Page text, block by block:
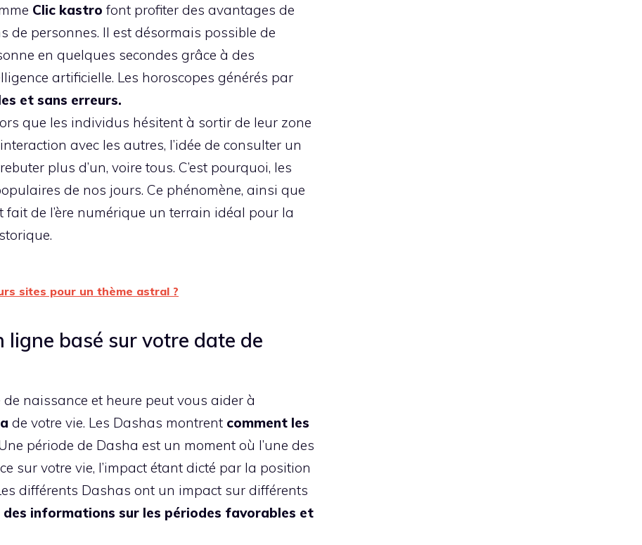
Clic kastro font profiter des avantages de
de personnes. Il est désormais possible de
en quelques secondes grâce à des
artificielle. Les horoscopes générés par
et sans erreurs.
que les individus hésitent à sortir de leur zone
avec les autres, l’idée de consulter un
plus d’un, voire tous. C’est pourquoi, les
de nos jours. Ce phénomène, ainsi que
de l’ère numérique un terrain idéal pour la
sites pour un thème astral ?
ligne basé sur votre date de
naissance et heure peut vous aider à
de votre vie. Les Dashas montrent comment les
période de Dasha est un moment où l’une des
sur votre vie, l’impact étant dicté par la position
différents Dashas ont un impact sur différents
des informations sur les périodes favorables et